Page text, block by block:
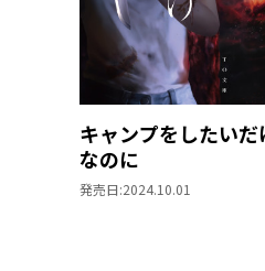
キャンプをしたいだ
なのに
発売日:2024.10.01